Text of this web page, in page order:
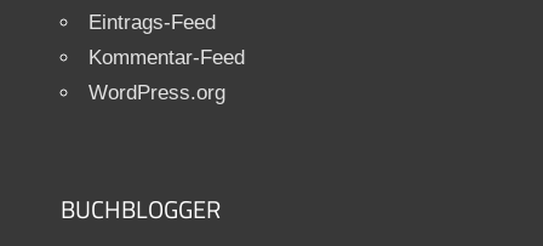
Eintrags-Feed
Kommentar-Feed
WordPress.org
BUCHBLOGGER